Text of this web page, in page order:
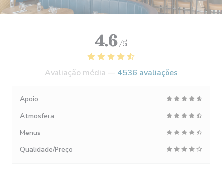
4.6 /5
Avaliação média — 4536 avaliações
Apoio
Atmosfera
Menus
Qualidade/Preço